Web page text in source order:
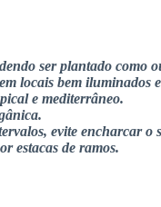
ser plantado como
locais bem iluminados
e mediterrâneo.
evite encharcar
estacas de ramos.